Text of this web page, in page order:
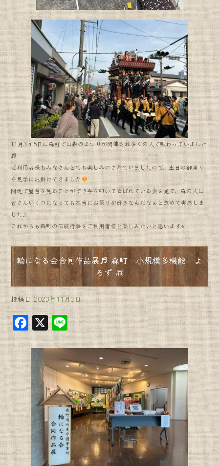
11月3.4.5日に森町では森のまつりが開催され多くの人で賑わっていました
♬
ご利用者様もみなさんとても楽しみにされていましたので、土日の御渡り
を見学に出掛けてきました
間近で屋台を見ることができ手を叩いて喜ばれている姿を見て、森の人は
皆さんいくつになっても本当にお祭りが好きなんだなぁと改めて実感しま
した♫
これからも森町の伝統行事をご利用者様と楽しみたいと思います⭐︎
輪になる会合同作品展♬ 森町 小規模多機能 よ
ろず 庵
投稿日 2023年11月3日
F
a
c
e
b
o
o
k
X Li
n
e